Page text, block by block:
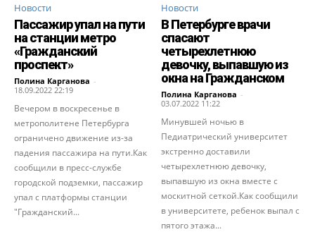
Новости
Пассажир упал на пути
на станции метро
«Гражданский
проспект»
Полина Карганова -
18.09.2022 22:19
Вечером в воскресенье в
метрополитене Петербурга
ограничено движение из-за
падения пассажира на пути.Как
сообщили в пресс-службе
городской подземки, пассажир
упал с платформы станции
"Гражданский...
Новости
В Петербурге врачи
спасают
четырехлетнюю
девочку, выпавшую из
окна на Гражданском
Полина Карганова -
03.07.2022 11:22
Минувшей ночью в
Педиатрический университет
экстренно доставили
четырехлетнюю девочку,
выпавшую из окна вместе с
москитной сеткой.Как сообщили
в университете, ребенок выпал с
пятого этажа...